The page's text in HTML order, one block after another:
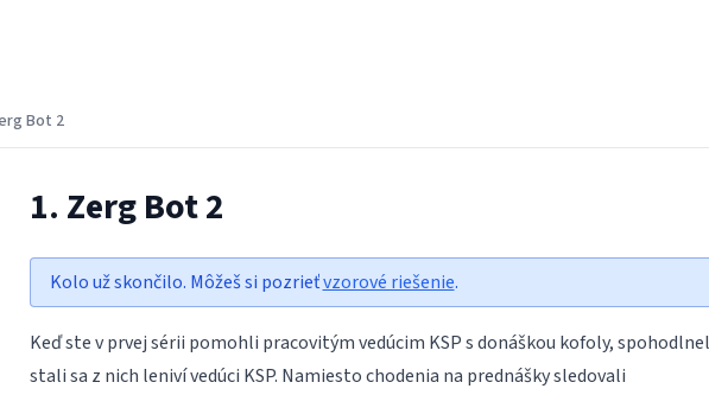
Bot 2
1. Zerg Bot 2
Kolo už skončilo. Môžeš si pozrieťvzorové riešenie.
Keď ste v prvej sérii pomohli pracovitým vedúcim KSP s donáškou kofoly,
stali sa z nich leniví vedúci KSP. Namiesto chodenia na prednášky sledovali